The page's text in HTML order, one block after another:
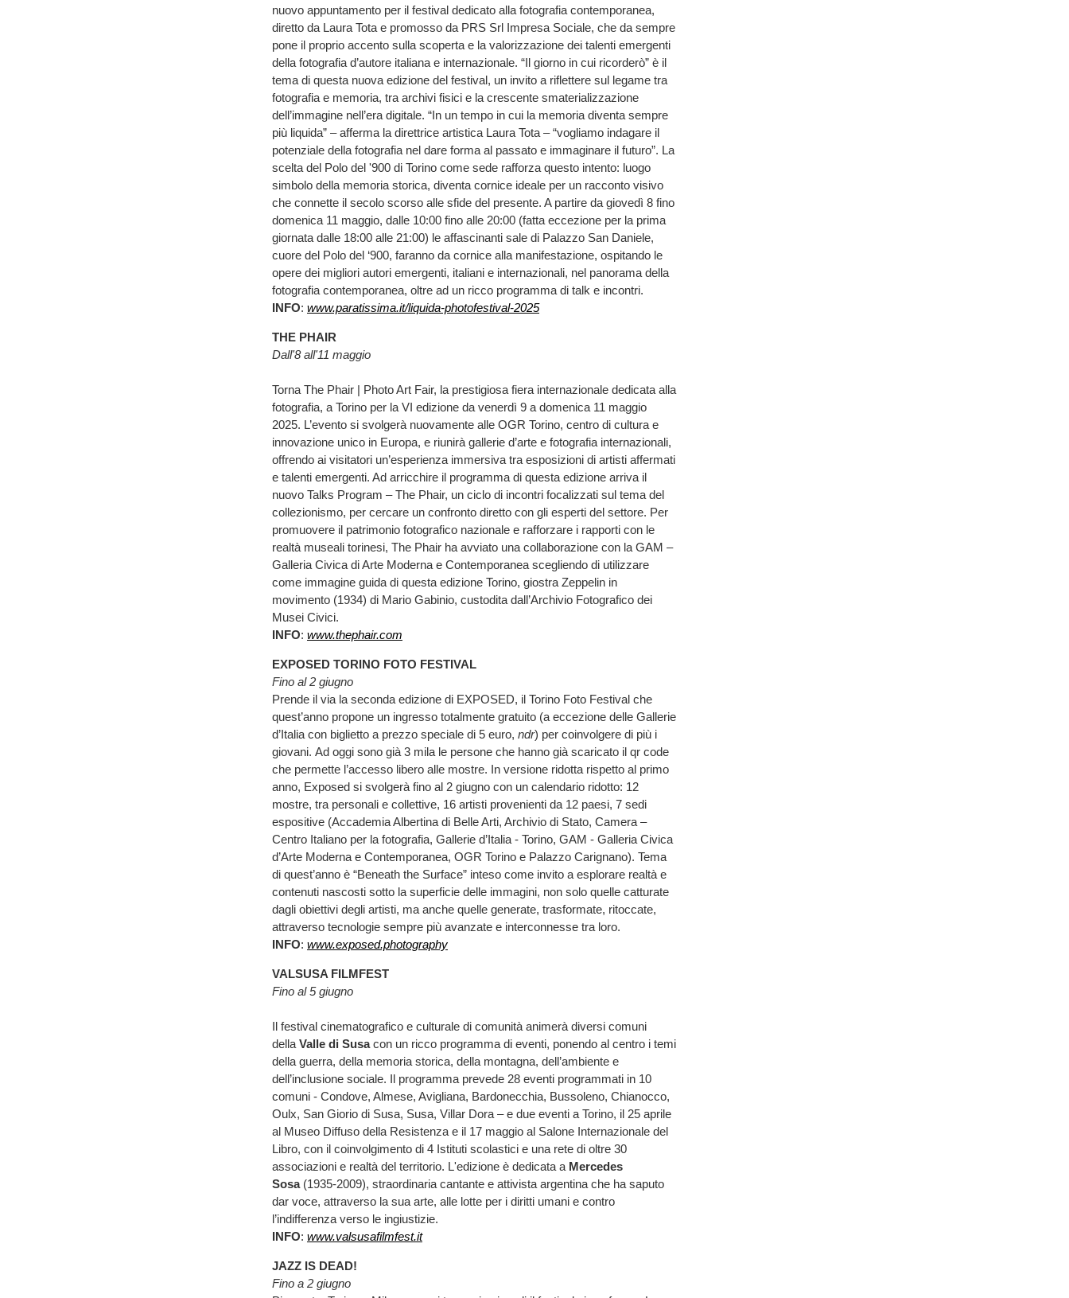
nuovo appuntamento per il festival dedicato alla fotografia contemporanea,
diretto da Laura Tota e promosso da PRS Srl Impresa Sociale, che da sempre
pone il proprio accento sulla scoperta e la valorizzazione dei talenti emergenti
della fotografia d’autore italiana e internazionale. “Il giorno in cui ricorderò” è il
tema di questa nuova edizione del festival, un invito a riflettere sul legame tra
fotografia e memoria, tra archivi fisici e la crescente smaterializzazione
dell’immagine nell’era digitale. “In un tempo in cui la memoria diventa sempre
più liquida” – afferma la direttrice artistica Laura Tota – “vogliamo indagare il
potenziale della fotografia nel dare forma al passato e immaginare il futuro”. La
scelta del Polo del '900 di Torino come sede rafforza questo intento: luogo
simbolo della memoria storica, diventa cornice ideale per un racconto visivo
che connette il secolo scorso alle sfide del presente. A partire da giovedì 8 fino
domenica 11 maggio, dalle 10:00 fino alle 20:00 (fatta eccezione per la prima
giornata dalle 18:00 alle 21:00) le affascinanti sale di Palazzo San Daniele,
cuore del Polo del ‘900, faranno da cornice alla manifestazione, ospitando le
opere dei migliori autori emergenti, italiani e internazionali, nel panorama della
fotografia contemporanea, oltre ad un ricco programma di talk e incontri.
INFO: www.paratissima.it/liquida-photofestival-2025
THE PHAIR
Dall'8 all'11 maggio
Torna The Phair | Photo Art Fair, la prestigiosa fiera internazionale dedicata alla
fotografia, a Torino per la VI edizione da venerdì 9 a domenica 11 maggio
2025. L’evento si svolgerà nuovamente alle OGR Torino, centro di cultura e
innovazione unico in Europa, e riunirà gallerie d’arte e fotografia internazionali,
offrendo ai visitatori un’esperienza immersiva tra esposizioni di artisti affermati
e talenti emergenti. Ad arricchire il programma di questa edizione arriva il
nuovo Talks Program – The Phair, un ciclo di incontri focalizzati sul tema del
collezionismo, per cercare un confronto diretto con gli esperti del settore. Per
promuovere il patrimonio fotografico nazionale e rafforzare i rapporti con le
realtà museali torinesi, The Phair ha avviato una collaborazione con la GAM –
Galleria Civica di Arte Moderna e Contemporanea scegliendo di utilizzare
come immagine guida di questa edizione Torino, giostra Zeppelin in
movimento (1934) di Mario Gabinio, custodita dall’Archivio Fotografico dei
Musei Civici.
INFO: www.thephair.com
EXPOSED TORINO FOTO FESTIVAL
Fino al 2 giugno
Prende il via la seconda edizione di EXPOSED, il Torino Foto Festival che
quest’anno propone un ingresso totalmente gratuito (a eccezione delle Gallerie
d’Italia con biglietto a prezzo speciale di 5 euro, ndr) per coinvolgere di più i
giovani. Ad oggi sono già 3 mila le persone che hanno già scaricato il qr code
che permette l’accesso libero alle mostre. In versione ridotta rispetto al primo
anno, Exposed si svolgerà fino al 2 giugno con un calendario ridotto: 12
mostre, tra personali e collettive, 16 artisti provenienti da 12 paesi, 7 sedi
espositive (Accademia Albertina di Belle Arti, Archivio di Stato, Camera –
Centro Italiano per la fotografia, Gallerie d’Italia - Torino, GAM - Galleria Civica
d’Arte Moderna e Contemporanea, OGR Torino e Palazzo Carignano). Tema
di quest’anno è “Beneath the Surface” inteso come invito a esplorare realtà e
contenuti nascosti sotto la superficie delle immagini, non solo quelle catturate
dagli obiettivi degli artisti, ma anche quelle generate, trasformate, ritoccate,
attraverso tecnologie sempre più avanzate e interconnesse tra loro.
INFO: www.exposed.photography
VALSUSA FILMFEST
Fino al 5 giugno
Il festival cinematografico e culturale di comunità animerà diversi comuni
della Valle di Susacon un ricco programma di eventi, ponendo al centro i temi
della guerra, della memoria storica, della montagna, dell’ambiente e
dell’inclusione sociale. Il programma prevede 28 eventi programmati in 10
comuni - Condove, Almese, Avigliana, Bardonecchia, Bussoleno, Chianocco,
Oulx, San Giorio di Susa, Susa, Villar Dora – e due eventi a Torino, il 25 aprile
al Museo Diffuso della Resistenza e il 17 maggio al Salone Internazionale del
Libro, con il coinvolgimento di 4 Istituti scolastici e una rete di oltre 30
associazioni e realtà del territorio. L'edizione è dedicata a Mercedes
Sosa(1935-2009), straordinaria cantante e attivista argentina che ha saputo
dar voce, attraverso la sua arte, alle lotte per i diritti umani e contro
l’indifferenza verso le ingiustizie.
INFO: www.valsusafilmfest.it
JAZZ IS DEAD!
Fino a 2 giugno